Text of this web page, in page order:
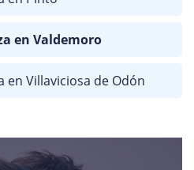
en Valdemoro
en Villaviciosa de Odón